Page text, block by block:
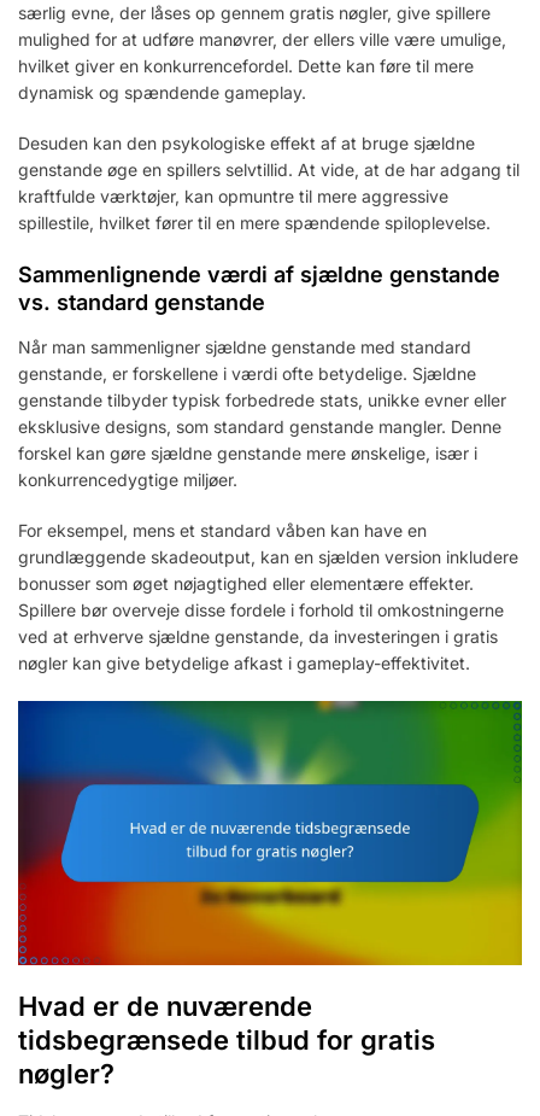
særlig evne, der låses op gennem gratis nøgler, give spillere
mulighed for at udføre manøvrer, der ellers ville være umulige,
hvilket giver en konkurrencefordel. Dette kan føre til mere
dynamisk og spændende gameplay.
Desuden kan den psykologiske effekt af at bruge sjældne
genstande øge en spillers selvtillid. At vide, at de har adgang til
kraftfulde værktøjer, kan opmuntre til mere aggressive
spillestile, hvilket fører til en mere spændende spiloplevelse.
Sammenlignende værdi af sjældne genstande
vs. standard genstande
Når man sammenligner sjældne genstande med standard
genstande, er forskellene i værdi ofte betydelige. Sjældne
genstande tilbyder typisk forbedrede stats, unikke evner eller
eksklusive designs, som standard genstande mangler. Denne
forskel kan gøre sjældne genstande mere ønskelige, især i
konkurrencedygtige miljøer.
For eksempel, mens et standard våben kan have en
grundlæggende skadeoutput, kan en sjælden version inkludere
bonusser som øget nøjagtighed eller elementære effekter.
Spillere bør overveje disse fordele i forhold til omkostningerne
ved at erhverve sjældne genstande, da investeringen i gratis
nøgler kan give betydelige afkast i gameplay-effektivitet.
Hvad er de nuværende
tidsbegrænsede tilbud for gratis
nøgler?